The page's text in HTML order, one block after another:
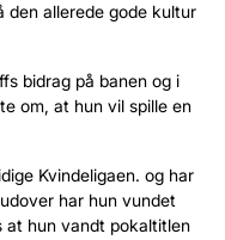
allerede gode kultur
bidrag på banen og i
om, at hun vil spille en
Kvindeligaen. og har
har hun vundet
at hun vandt pokaltitlen